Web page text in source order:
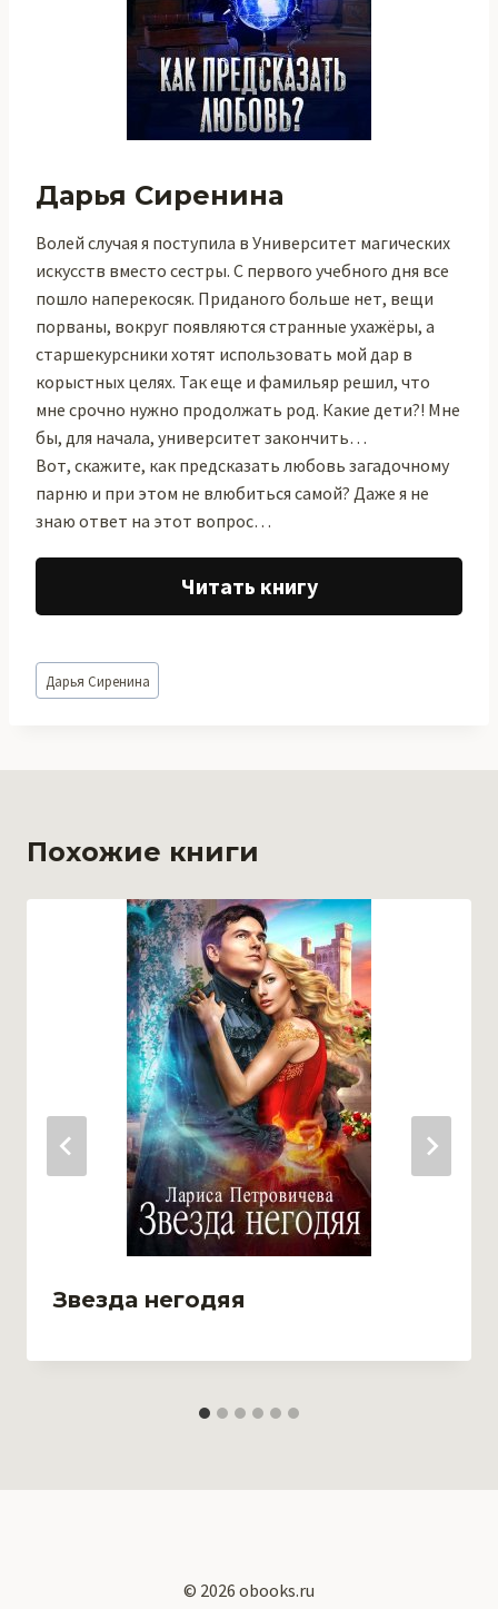
Дарья Сиренина
Волей случая я поступила в Университет магических
искусств вместо сестры. С первого учебного дня все
пошло наперекосяк. Приданого больше нет, вещи
порваны, вокруг появляются странные ухажёры, а
старшекурсники хотят использовать мой дар в
корыстных целях. Так еще и фамильяр решил, что
мне срочно нужно продолжать род. Какие дети?! Мне
бы, для начала, университет закончить…
Вот, скажите, как предсказать любовь загадочному
парню и при этом не влюбиться самой? Даже я не
знаю ответ на этот вопрос…
Читать книгу
Метки
записи:
Дарья Сиренина
Похожие книги
Звезда негодяя
© 2026 obooks.ru